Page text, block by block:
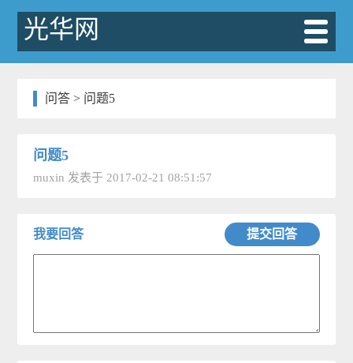
光华网
问答 > ​问题5
​问题5
muxin 发表于 2017-02-21 08:51:57
我要回答 提交回答